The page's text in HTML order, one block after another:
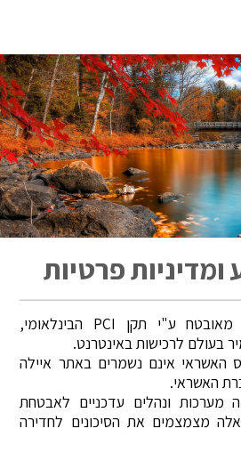
פרטיות
אתר איילה גיאוגרפית מאובטח ע"י תקן PCI הבינלאומי,
בעולם לרכישות באינטרנט.
האשראי אינם נשמרים באתר איילה
האשראי.
מערכות ונהלים עדכניים לאבטחת
מצמצמים את הסיכונים לחדירה